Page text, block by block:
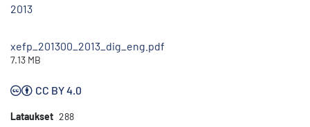
2013
xefp_201300_2013_dig_eng.pdf
7.13 MB
CC BY 4.0
Lataukset 288